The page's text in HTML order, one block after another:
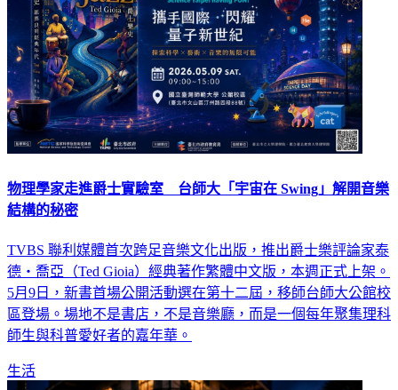
物理學家走進爵士實驗室 台師大「宇宙在 Swing」解開音樂
結構的秘密
TVBS 聯利媒體首次跨足音樂文化出版，推出爵士樂評論家泰
德‧喬亞（Ted Gioia）經典著作繁體中文版，本週正式上架。
5月9日，新書首場公開活動選在第十二屆，移師台師大公館校
區登場。場地不是書店，不是音樂廳，而是一個每年聚集理科
師生與科普愛好者的嘉年華。
生活